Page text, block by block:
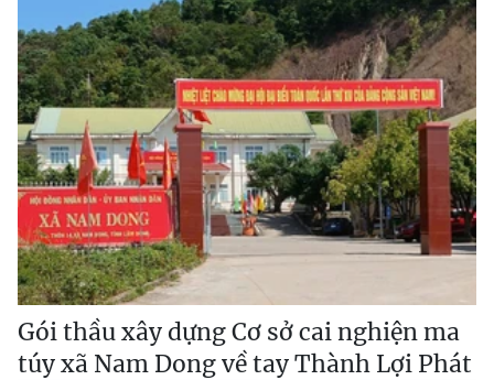
Gói thầu xây dựng Cơ sở cai nghiện ma
túy xã Nam Dong về tay Thành Lợi Phát